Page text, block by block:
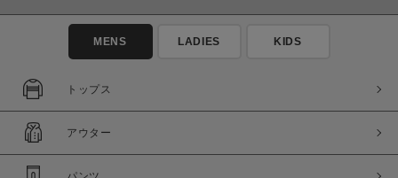
MENS LADIES KIDS
トップス
アウター